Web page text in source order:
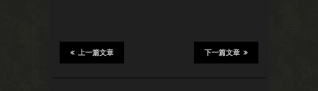
下一篇文章
上一篇文章